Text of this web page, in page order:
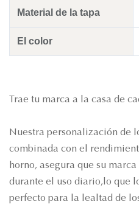
Material de la tapa
El color
Trae tu marca a la casa de
Nuestra personalización de
combinada con el
horno, asegura que su
durante el uso diario,lo que
perfecto para la lealtad de